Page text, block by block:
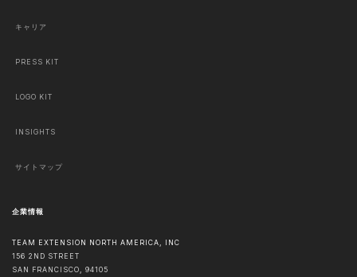
キャリア
PRESS KIT
LOGO KIT
INSIGHTS
サイトマップ
企業情報
TEAM EXTENSION NORTH AMERICA, INC
156 2ND STREET
SAN FRANCISCO, 94105